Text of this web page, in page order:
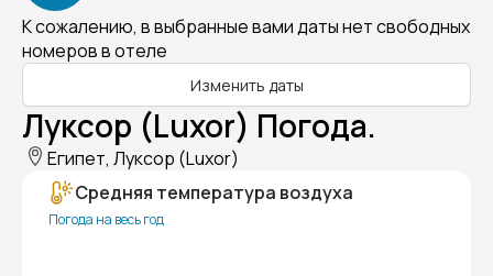
К сожалению, в выбранные вами даты нет свободных
номеров в отеле
Изменить даты
Луксор (Luxor) Погода.
Египет, Луксор (Luxor)
Средняя температура воздуха
Погода на весь год